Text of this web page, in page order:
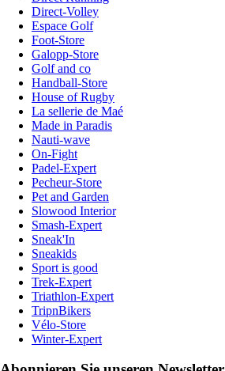
Direct-Volley
Espace Golf
Foot-Store
Galopp-Store
Golf and co
Handball-Store
House of Rugby
La sellerie de Maé
Made in Paradis
Nauti-wave
On-Fight
Padel-Expert
Pecheur-Store
Pet and Garden
Slowood Interior
Smash-Expert
Sneak'In
Sneakids
Sport is good
Trek-Expert
Triathlon-Expert
TripnBikers
Vélo-Store
Winter-Expert